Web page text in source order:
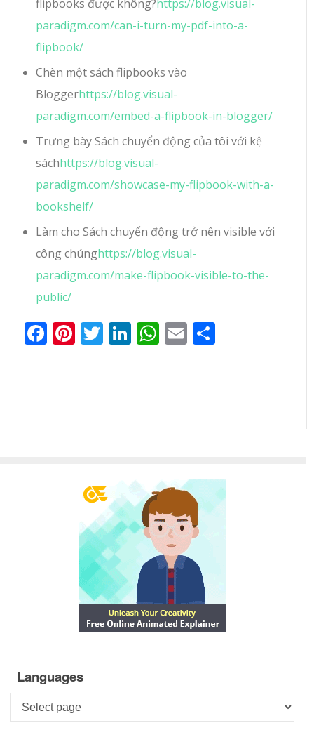
flipbooks được không?https://blog.visual-
paradigm.com/can-i-turn-my-pdf-into-a-
flipbook/
Chèn một sách flipbooks vào
Bloggerhttps://blog.visual-
paradigm.com/embed-a-flipbook-in-blogger/
Trưng bày Sách chuyển động của tôi với kệ
sáchhttps://blog.visual-
paradigm.com/showcase-my-flipbook-with-a-
bookshelf/
Làm cho Sách chuyển động trở nên visible với
công chúnghttps://blog.visual-
paradigm.com/make-flipbook-visible-to-the-
public/
Facebook
Pinterest
Twitter
LinkedIn
WhatsApp
Email
Languages
Languages